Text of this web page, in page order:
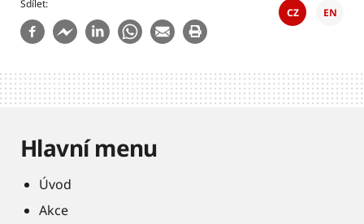
Sdílet
CZ EN
Hlavní menu
Úvod
Akce